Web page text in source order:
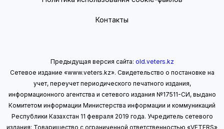
Контакты
Предыдущая версия сайта: old.veters.kz
Сетевое издание «www.veters.kz». Свидетельство о постановке на
учет, переучет периодического печатного издания,
информационного агентства и сетевого издания №17511-СИ, выдано
Комитетом информации Министерства информации и коммуникаций
Республики Казахстан 11 февраля 2019 года. Учредитель сетевого
издания: Товарищество с ограниченной ответственностью «VETERS»